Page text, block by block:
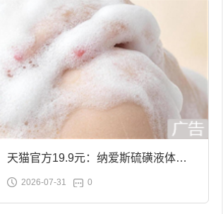
天猫官方19.9元：纳爱斯硫磺液体香
皂2斤大促
2026-07-31 0